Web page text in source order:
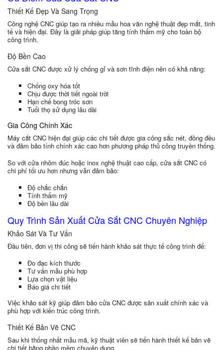
Thiết Kế Đẹp Và Sang Trọng
Công nghệ CNC giúp tạo ra nhiều mẫu hoa văn nghệ thuật đẹp mắt, tinh
tế và hiện đại. Đây là giải pháp giúp tăng tính thẩm mỹ cho toàn bộ
công trình.
Độ Bền Cao
Cửa sắt CNC được xử lý chống gỉ và sơn tĩnh điện nên có khả năng:
Chống oxy hóa tốt
Chịu được thời tiết ngoài trời
Hạn chế bong tróc sơn
Tuổi thọ sử dụng lâu dài
Gia Công Chính Xác
Máy cắt CNC hiện đại giúp các chi tiết được gia công sắc nét, đồng đều
và đảm bảo tính chính xác cao hơn phương pháp thủ công truyền thống.
So với cửa nhôm đúc hoặc inox nghệ thuật cao cấp, cửa sắt CNC có
chi phí tối ưu hơn nhưng vẫn đảm bảo:
Độ chắc chắn
Tính thẩm mỹ
Độ bền lâu dài
Quy Trình Sản Xuất Cửa Sắt CNC Chuyên Nghiệp
Khảo Sát Và Tư Vấn
Đầu tiên, đơn vị thi công sẽ tiến hành khảo sát thực tế công trình để:
Đo đạc kích thước
Tư vấn mẫu phù hợp
Lựa chọn vật liệu
Báo giá chi tiết
Việc khảo sát kỹ giúp đảm bảo cửa CNC được sản xuất chính xác và
phù hợp với kiến trúc công trình.
Thiết Kế Bản Vẽ CNC
Sau khi thống nhất mẫu mã, kỹ thuật viên sẽ tiến hành thiết kế bản vẽ
chi tiết bằng phần mềm chuyên dụng.